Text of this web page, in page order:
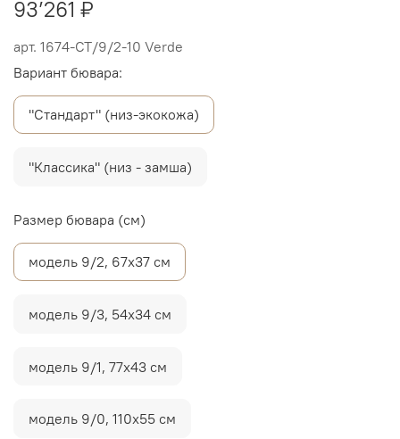
арт. 1674-СТ/9/2-10 Verde
93’261 ₽
Вариант бювара:
"Стандарт" (низ-экокожа)
"Классика" (низ - замша)
Размер бювара (см)
модель 9/2, 67х37 см
модель 9/3, 54х34 см
модель 9/1, 77х43 см
модель 9/0, 110х55 см